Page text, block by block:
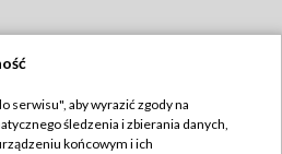
TVP
serwisu", aby wyrazić zgody na
śledzenia i zbierania danych,
końcowym i ich